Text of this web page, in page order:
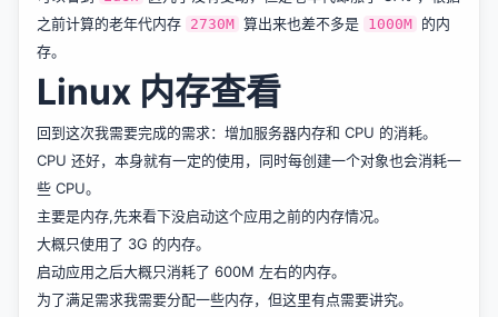
之前计算的老年代内存 2730M 算出来也差不多是 1000M 的内
存。
Linux 内存查看
回到这次我需要完成的需求：增加服务器内存和 CPU 的消耗。
CPU 还好，本身就有一定的使用，同时每创建一个对象也会消耗一
些 CPU。
主要是内存,先来看下没启动这个应用之前的内存情况。
大概只使用了 3G 的内存。
启动应用之后大概只消耗了 600M 左右的内存。
为了满足需求我需要分配一些内存，但这里有点需要讲究。